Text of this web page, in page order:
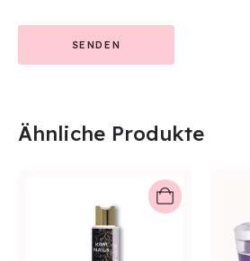
Ähnliche Produkte